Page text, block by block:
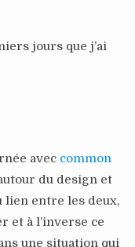
jours que j’ai
avec common
du design et
lien entre les deux,
et à l’inverse ce
une situation qui